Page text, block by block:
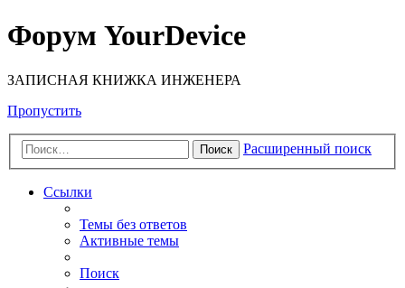
Форум YourDevice
ЗАПИСНАЯ КНИЖКА ИНЖЕНЕРА
Пропустить
Поиск Расширенный поиск
Ссылки
Темы без ответов
Активные темы
Поиск